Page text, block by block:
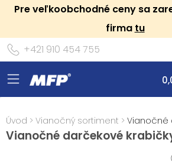
Pre veľkoobchodné ceny sa
firma tu
+421 910 454 755
Úvod > Vianočný sortiment > Vianočné
Vianočné darčekové